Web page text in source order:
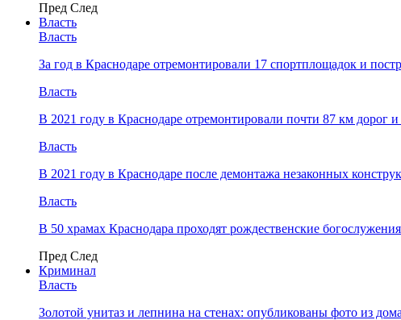
Пред След
Власть
Власть
За год в Краснодаре отремонтировали 17 спортплощадок и
Власть
В 2021 году в Краснодаре отремонтировали почти 87 км дорог
Власть
В 2021 году в Краснодаре после демонтажа незаконных
Власть
В 50 храмах Краснодара проходят рождественские богослужения
Пред След
Криминал
Власть
​Золотой унитаз и лепнина на стенах: опубликованы фото из